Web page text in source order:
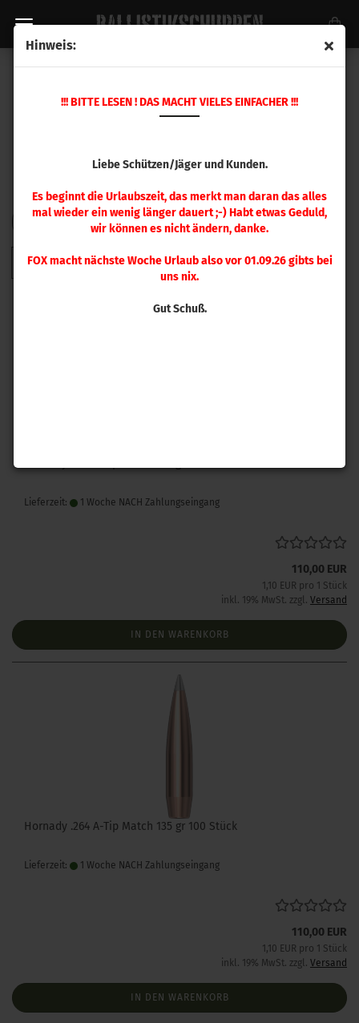
Hinweis:
!!! BITTE LESEN ! DAS MACHT VIELES EINFACHER !!!
Liebe Schützen/Jäger und Kunden.
Es beginnt die Urlaubszeit, das merkt man daran das alles
mal wieder ein wenig länger dauert ;-) Habt etwas Geduld,
wir können es nicht ändern, danke.
FOX macht nächste Woche Urlaub also vor 01.09.26 gibts bei
uns nix.
Gut Schuß.
FILTERSortieren nach
Sortieren nach 48 pro Seite
pro Seite
2 3 4 5 6 7 8 9 »
Lieferzeit: 1 Woche NACH Zahlungseingang
110,00 EUR
1,10 EUR pro 1 Stück
inkl. 19% MwSt. zzgl. Versand
IN DEN WARENKORB
Hornady .264 A-Tip Match 135 gr 100 Stück
Lieferzeit: 1 Woche NACH Zahlungseingang
110,00 EUR
1,10 EUR pro 1 Stück
inkl. 19% MwSt. zzgl. Versand
IN DEN WARENKORB